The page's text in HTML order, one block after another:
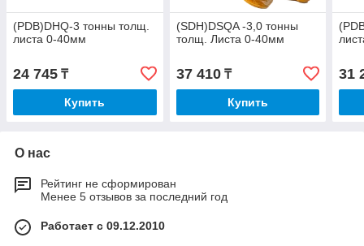
(PDB)DHQ-3 тонны толщ.
листа 0-40мм
24 745 ₸
Купить
(SDH)DSQA -3,0 тонны
толщ. Листа 0-40мм
37 410₸
Купить
31
О нас
Рейтинг не сформирован
Менее 5 отзывов за последний год
Работает с 09.12.2010